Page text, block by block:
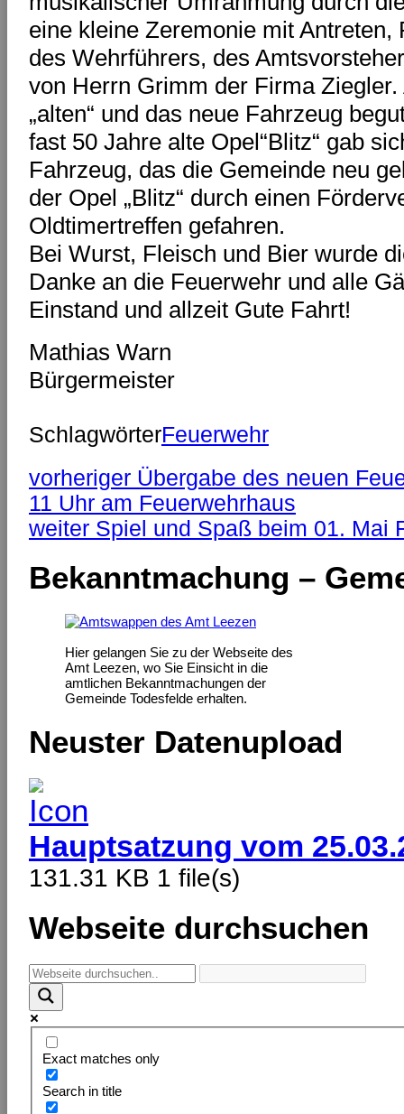
eine kleine Zeremonie mit
des Wehrführers, des
von Herrn Grimm der Firma
„alten“ und das neue Fahrzeug
fast 50 Jahre alte Opel“Blitz“ gab
Fahrzeug, das die Gemeinde neu
der Opel „Blitz“ durch einen
Oldtimertreffen gefahren.
Bei Wurst, Fleisch und Bier wurde
Danke an die Feuerwehr und alle
Einstand und allzeit Gute Fahrt!
Mathias Warn
Bürgermeister
SchlagwörterFeuerwehr
vorheriger Übergabe des neuen
11 Uhr am Feuerwehrhaus
weiter Spiel und Spaß beim 01. Mai
Bekanntmachung –
Hier gelangen Sie zu der Webseite des
Amt Leezen, wo Sie Einsicht in die
amtlichen Bekanntmachungen der
Gemeinde Todesfelde erhalten.
Neuster Datenupload
Hauptsatzung vom
131.31 KB 1 file(s)
Webseite durchsuchen
Exact matches only
Search in title